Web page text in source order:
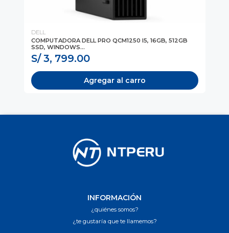
DELL
COMPUTADORA DELL PRO QCM1250 I5, 16GB, 512GB
SSD, WINDOWS...
S/ 3, 799.00
Agregar al carro
INFORMACIÓN
¿quiénes somos?
¿te gustaría que te llamemos?